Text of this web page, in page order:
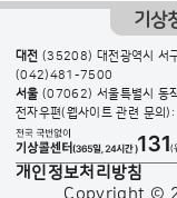
기상
대전 (35208) 대전광역시 서
(042)481-7500
서울 (07062) 서울특별시 동
전자우편(웹사이트 관련 문
개인정보처리방침